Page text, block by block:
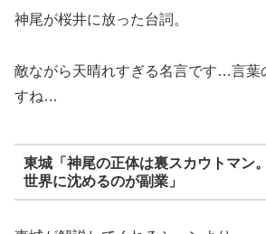
神尾が桜井に放った台詞。
敵ながら天晴れすぎる名言です…言葉
すね…
東城「神尾の正体は裏スカウトマン
世界に沈めるのが副業」